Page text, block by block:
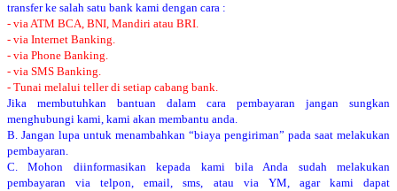
transfer ke salah satu bank kami dengan cara :
- via ATM BCA, BNI, Mandiri atau BRI.
- via Internet Banking.
- via Phone Banking.
- via SMS Banking.
- Tunai melalui teller di setiap cabang bank.
Jika membutuhkan bantuan dalam cara pembayaran jangan sungkan
menghubungi kami, kami akan membantu anda.
B. Jangan lupa untuk menambahkan “biaya pengiriman” pada saat melakukan
pembayaran.
C. Mohon diinformasikan kepada kami bila Anda sudah melakukan
pembayaran via telpon, email, sms, atau via YM, agar kami dapat